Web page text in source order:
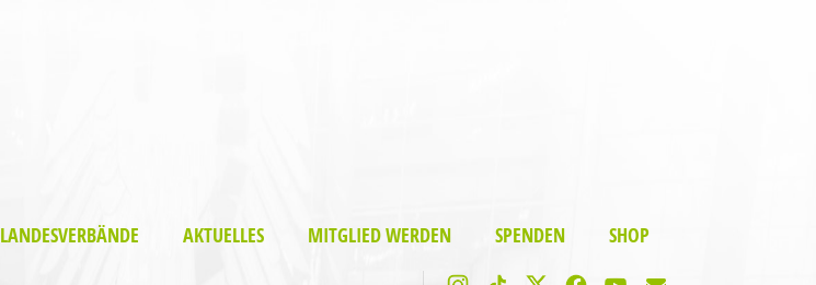
LANDESVERBÄNDE AKTUELLES MITGLIED WERDEN SPENDEN SHOP